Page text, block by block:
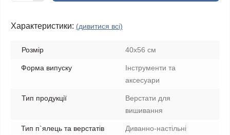
Характеристики: (дивитися всі)
Розмір 40х56 см
Форма випуску
Інструменти та
аксесуари
Тип продукції
Верстати для
вишивання
Тип п`ялець та верстатів Диванно-настільні